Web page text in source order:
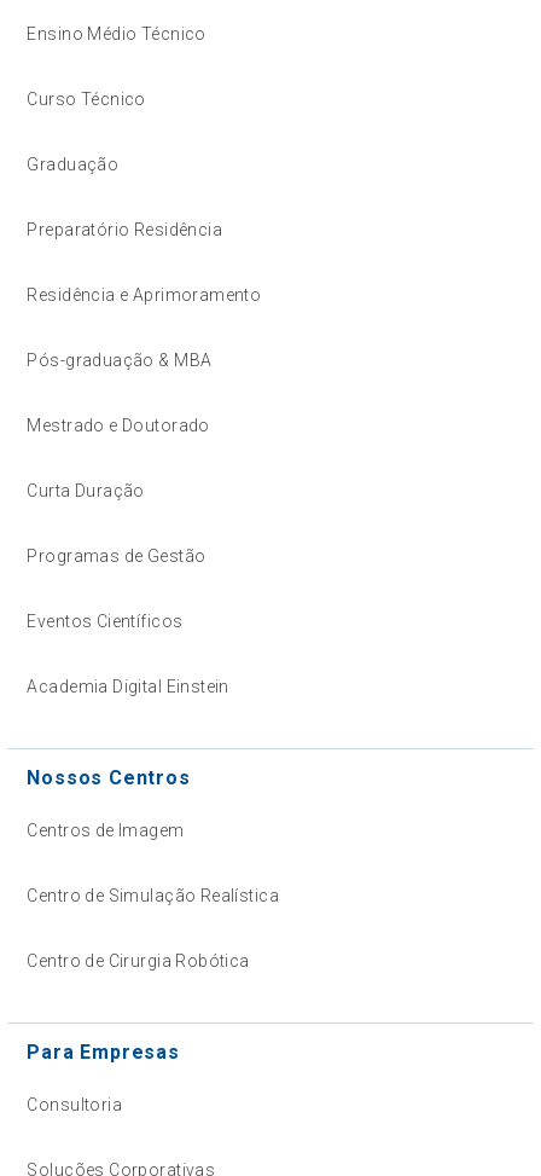
Ensino Médio Técnico
Curso Técnico
Graduação
Preparatório Residência
Residência e Aprimoramento
Pós-graduação & MBA
Mestrado e Doutorado
Curta Duração
Programas de Gestão
Eventos Científicos
Academia Digital Einstein
Nossos Centros
Centros de Imagem
Centro de Simulação Realística
Centro de Cirurgia Robótica
Para Empresas
Consultoria
Soluções Corporativas